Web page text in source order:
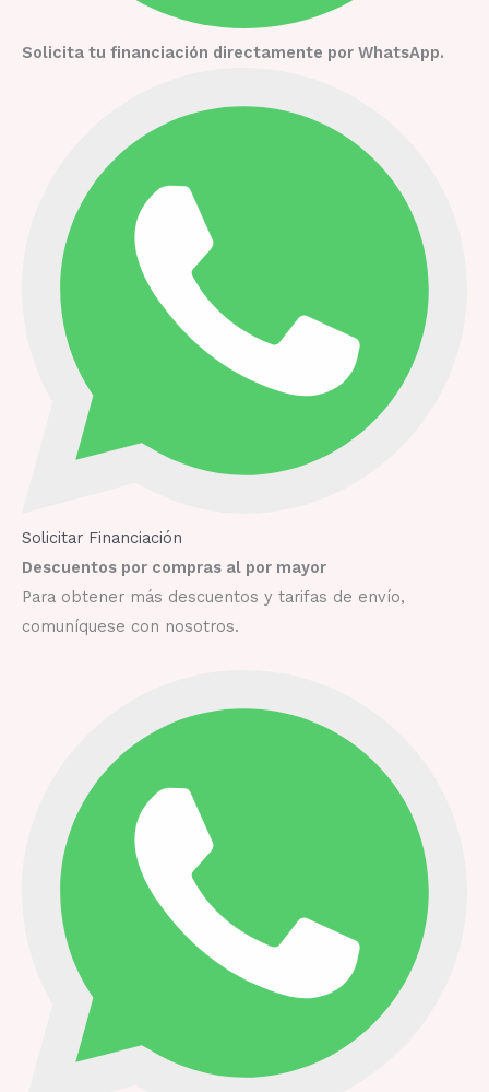
Solicita tu financiación directamente por WhatsApp.
Solicitar Financiación
Descuentos por compras al por mayor
Para obtener más descuentos y tarifas de envío,
comuníquese con nosotros.